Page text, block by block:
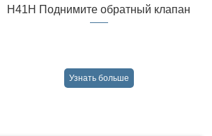
H41H Поднимите обратный клапан
Узнать больше